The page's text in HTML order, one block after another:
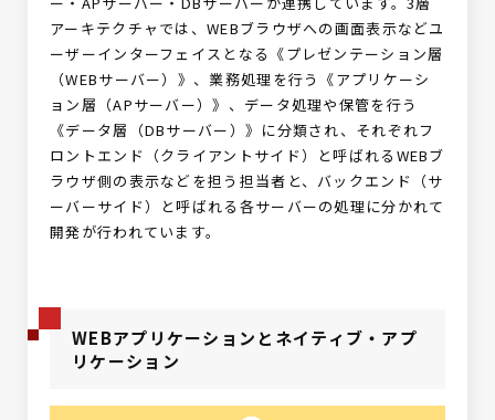
アーキテクチャでは、WEBブラウザへの画面表示などユ
ーザーインターフェイスとなる《プレゼンテーション層
（WEBサーバー）》、業務処理を行う《アプリケーシ
ョン層（APサーバー）》、データ処理や保管を行う
《データ層（DBサーバー）》に分類され、それぞれフ
ロントエンド（クライアントサイド）と呼ばれるWEBブ
ラウザ側の表示などを担う担当者と、バックエンド（サ
ーバーサイド）と呼ばれる各サーバーの処理に分かれて
開発が行われています。
WEBアプリケーションとネイティブ・アプ
リケーション